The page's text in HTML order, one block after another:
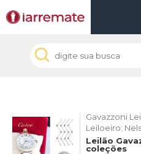
Gavazzoni
Leiloeiro:
Leilão
coleções